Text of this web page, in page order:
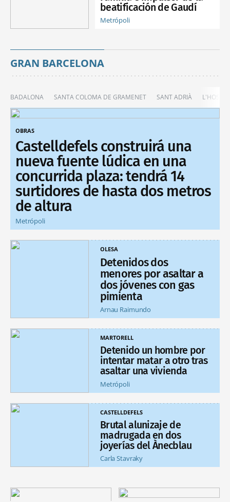
beatificación de Gaudí
Metrópoli
GRAN BARCELONA
BADALONA SANTA COLOMA DE GRAMENET SANT ADRIÀ
OBRAS
Castelldefels construirá una
nueva fuente lúdica en una
concurrida plaza: tendrá 14
surtidores de hasta dos metros
de altura
Metrópoli
OLESA
Detenidos dos
menores por asaltar a
dos jóvenes con gas
pimienta
Arnau Raimundo
MARTORELL
Detenido un hombre por
intentar matar a otro tras
asaltar una vivienda
Metrópoli
CASTELLDEFELS
Brutal alunizaje de
madrugada en dos
joyerías del Ànecblau
Carla Stavraky